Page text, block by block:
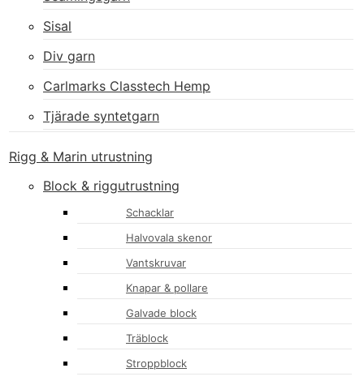
Sisal
Div garn
Carlmarks Classtech Hemp
Tjärade syntetgarn
Rigg & Marin utrustning
Block & riggutrustning
Schacklar
Halvovala skenor
Vantskruvar
Knapar & pollare
Galvade block
Träblock
Stroppblock